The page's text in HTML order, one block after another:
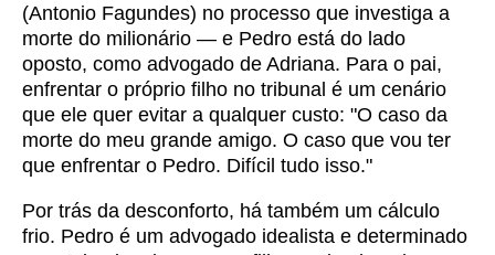
(Antonio Fagundes) no processo que investiga a
morte do milionário — e Pedro está do lado
oposto, como advogado de Adriana. Para o pai,
enfrentar o próprio filho no tribunal é um cenário
que ele quer evitar a qualquer custo: "O caso da
morte do meu grande amigo. O caso que vou ter
que enfrentar o Pedro. Difícil tudo isso."
Por trás da desconforto, há também um cálculo
frio. Pedro é um advogado idealista e determinado